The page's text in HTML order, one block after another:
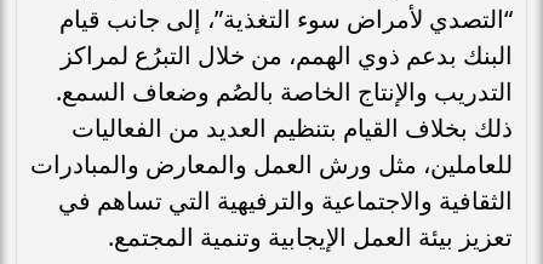
“التصدي لأمراض سوء التغذية”، إلى جانب قيام
البنك بدعم ذوي الهمم، من خلال التبرُع لمراكز
التدريب والإنتاج الخاصة بالصُم وضعاف السمع.
ذلك بخلاف القيام بتنظيم العديد من الفعاليات
للعاملين، مثل ورش العمل والمعارض والمبادرات
الثقافية والاجتماعية والترفيهية التي تساهم في
تعزيز بيئة العمل الإيجابية وتنمية المجتمع.